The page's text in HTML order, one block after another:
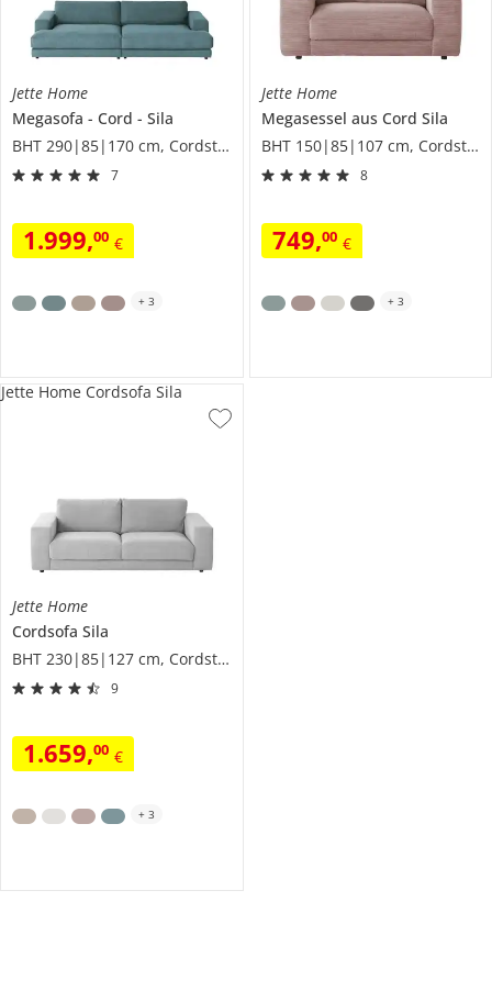
Jette Home
Megasofa
Cord
Sila
BHT 290|85|170 cm, Cordstoff
7
1.999,00 €
+ 3
Jette Home
Megasessel aus Cord Sila
BHT 150|85|107 cm, Cordstoff
8
749,00 €
+ 3
Jette Home
Cordsofa Sila
BHT 230|85|127 cm, Cordstoff
9
1.659,00 €
Jette Home Cordsofa Sila
+ 3